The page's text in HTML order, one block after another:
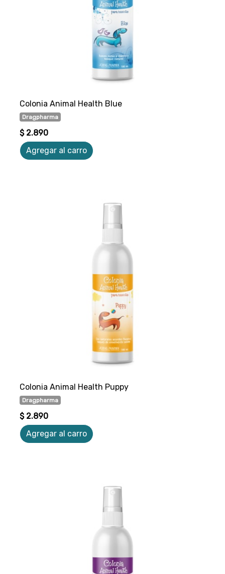
Colonia Animal Health Blue
Dragpharma
$ 2.890
Agregar al carro
Colonia Animal Health Puppy
Dragpharma
$ 2.890
Agregar al carro